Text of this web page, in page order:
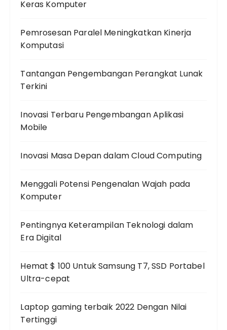
Keras Komputer
Pemrosesan Paralel Meningkatkan Kinerja
Komputasi
Tantangan Pengembangan Perangkat Lunak
Terkini
Inovasi Terbaru Pengembangan Aplikasi
Mobile
Inovasi Masa Depan dalam Cloud Computing
Menggali Potensi Pengenalan Wajah pada
Komputer
Pentingnya Keterampilan Teknologi dalam
Era Digital
Hemat $ 100 Untuk Samsung T7, SSD Portabel
Ultra-cepat
Laptop gaming terbaik 2022 Dengan Nilai
Tertinggi